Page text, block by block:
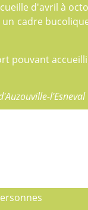
d'avril à
cadre
pouvant
l'Esneval